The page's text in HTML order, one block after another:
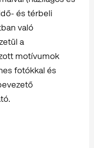
és térbeli
való
a
motívumok
fotókkal és